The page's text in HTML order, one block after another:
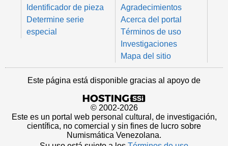
Identificador de pieza
Determine serie
especial
Agradecimientos
Acerca del portal
Términos de uso
Investigaciones
Mapa del sitio
Este página está disponible gracias al apoyo de
© 2002-2026
Este es un portal web personal cultural, de investigación,
científica, no comercial y sin fines de lucro sobre
Numismática Venezolana.